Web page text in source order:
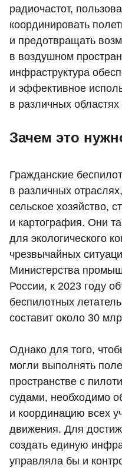
радиочастот,
координировать
и предотвращать
в воздушном
инфраструктура
и эффективное
в различных
Зачем это
Гражданские
в различных
сельское хозяйство,
и картография. Они
для экологического
чрезвычайных
Министерства
России, к 2023 году
беспилотных
составит около 30
Однако для того,
могли выполнять
пространстве с
судами, необходимо
и координацию всех
движения. Для
создать единую
управляла бы и